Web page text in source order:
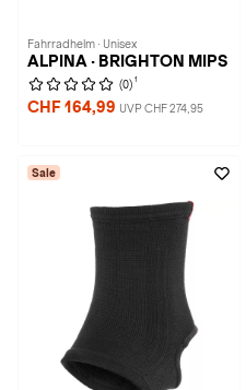
Fahrradhelm · Unisex
ALPINA · BRIGHTON MIPS
(0) 1
CHF 164,99 UVP CHF 274,95
Sale